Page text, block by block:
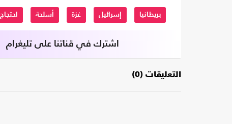
بريطانيا إسرائيل غزة أسلحة احتجاج
اشترك في قناتنا على تليغرام
التعليقات (0)